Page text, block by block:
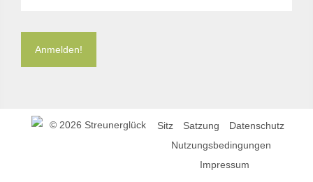
© 2026 Streunerglück Sitz Satzung
Datenschutz
Nutzungsbedingungen
Impressum